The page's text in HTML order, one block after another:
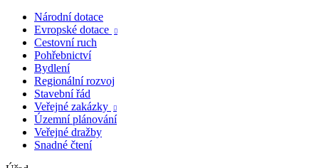
Národní dotace
Evropské dotace

Cestovní ruch
Pohřebnictví
Bydlení
Regionální rozvoj
Stavební řád
Veřejné zakázky

Územní plánování
Veřejné dražby
Snadné čtení